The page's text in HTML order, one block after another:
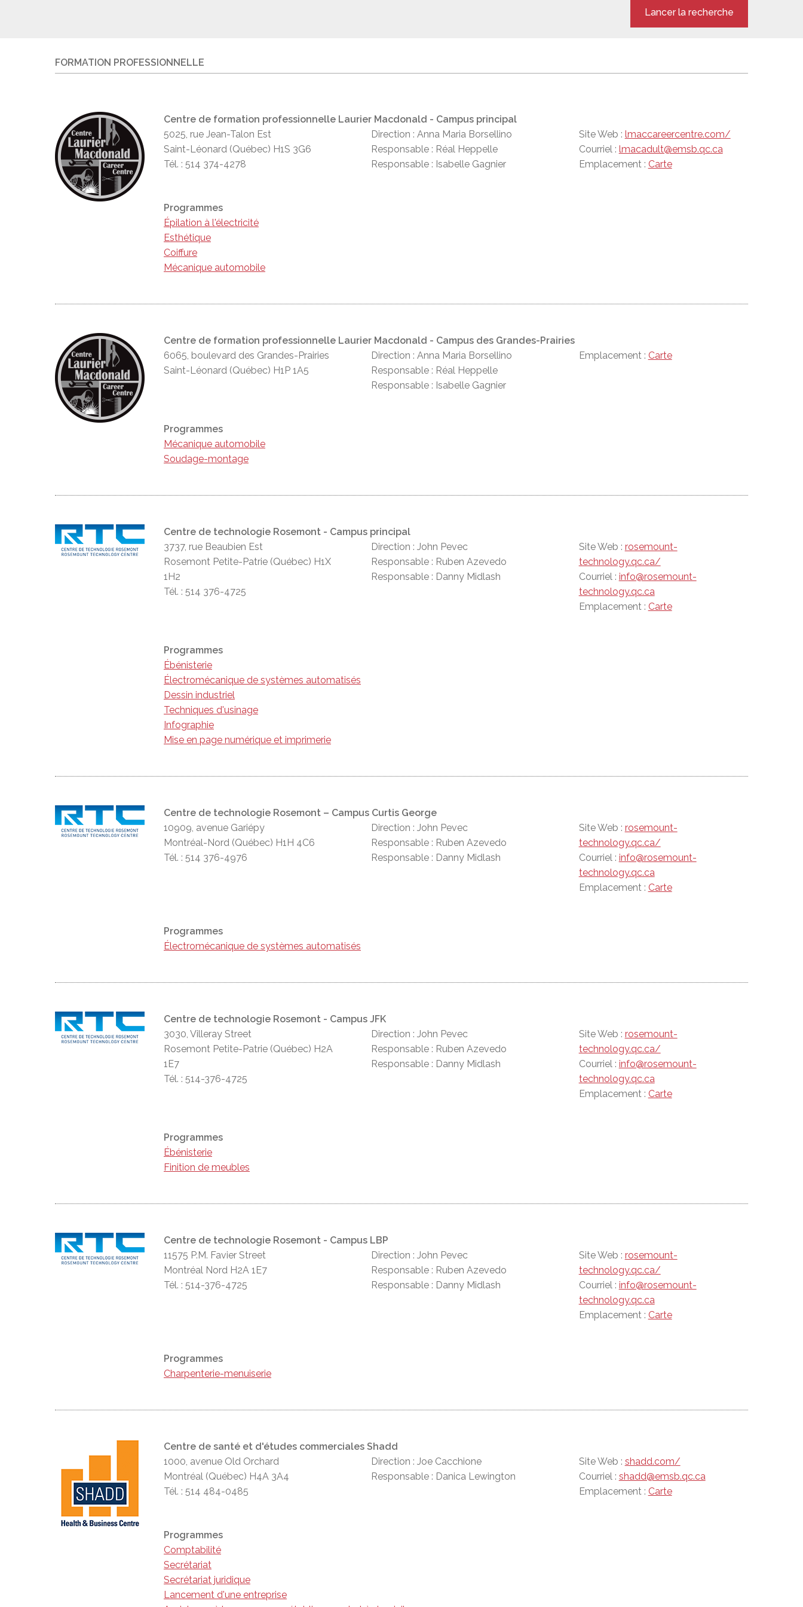
Lancer la recherche
FORMATION PROFESSIONNELLE
Centre de formation professionnelle Laurier Macdonald - Campus principal
5025, rue Jean-Talon Est
Saint-Léonard (Québec) H1S 3G6
Tél. : 514 374-4278
Direction : Anna Maria Borsellino
Responsable : Réal Heppelle
Responsable : Isabelle Gagnier
Site Web : lmaccareercentre.com/
Courriel : lmacadult@emsb.qc.ca
Emplacement : Carte
Programmes
Épilation à l'électricité
Esthétique
Coiffure
Mécanique automobile
Centre de formation professionnelle Laurier Macdonald - Campus des Grandes-Prairies
6065, boulevard des Grandes-Prairies
Saint-Léonard (Québec) H1P 1A5
Direction : Anna Maria Borsellino
Responsable : Réal Heppelle
Responsable : Isabelle Gagnier
Emplacement : Carte
Programmes
Mécanique automobile
Soudage-montage
Centre de technologie Rosemont - Campus principal
3737, rue Beaubien Est
Rosemont Petite-Patrie (Québec) H1X
1H2
Tél. : 514 376-4725
Direction : John Pevec
Responsable : Ruben Azevedo
Responsable : Danny Midlash
Site Web : rosemount-
technology.qc.ca/
Courriel : info@rosemount-
technology.qc.ca
Emplacement : Carte
Programmes
Ébénisterie
Électromécanique de systèmes automatisés
Dessin industriel
Techniques d'usinage
Infographie
Mise en page numérique et imprimerie
Centre de technologie Rosemont – Campus Curtis George
10909, avenue Gariépy
Montréal-Nord (Québec) H1H 4C6
Tél. : 514 376-4976
Direction : John Pevec
Responsable : Ruben Azevedo
Responsable : Danny Midlash
Site Web : rosemount-
technology.qc.ca/
Courriel : info@rosemount-
technology.qc.ca
Emplacement : Carte
Programmes
Électromécanique de systèmes automatisés
Centre de technologie Rosemont - Campus JFK
3030, Villeray Street
Rosemont Petite-Patrie (Québec) H2A
1E7
Tél. : 514-376-4725
Direction : John Pevec
Responsable : Ruben Azevedo
Responsable : Danny Midlash
Site Web : rosemount-
technology.qc.ca/
Courriel : info@rosemount-
technology.qc.ca
Emplacement : Carte
Programmes
Ébénisterie
Finition de meubles
Centre de technologie Rosemont - Campus LBP
11575 P.M. Favier Street
Montréal Nord H2A 1E7
Tél. : 514-376-4725
Direction : John Pevec
Responsable : Ruben Azevedo
Responsable : Danny Midlash
Site Web : rosemount-
technology.qc.ca/
Courriel : info@rosemount-
technology.qc.ca
Emplacement : Carte
Programmes
Charpenterie-menuiserie
Centre de santé et d'études commerciales Shadd
1000, avenue Old Orchard
Montréal (Québec) H4A 3A4
Tél. : 514 484-0485
Direction : Joe Cacchione
Responsable : Danica Lewington
Site Web : shadd.com/
Courriel : shadd@emsb.qc.ca
Emplacement : Carte
Programmes
Comptabilité
Secrétariat
Secrétariat juridique
Lancement d'une entreprise